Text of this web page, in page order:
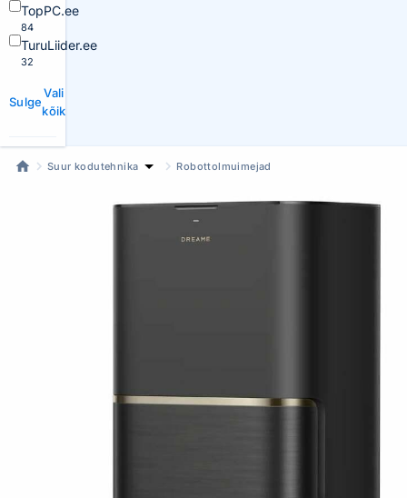
TopPC.ee
84
TuruLiider.ee
32
Sulge
Vali
kõik
Suur kodutehnika Robottolmuimejad